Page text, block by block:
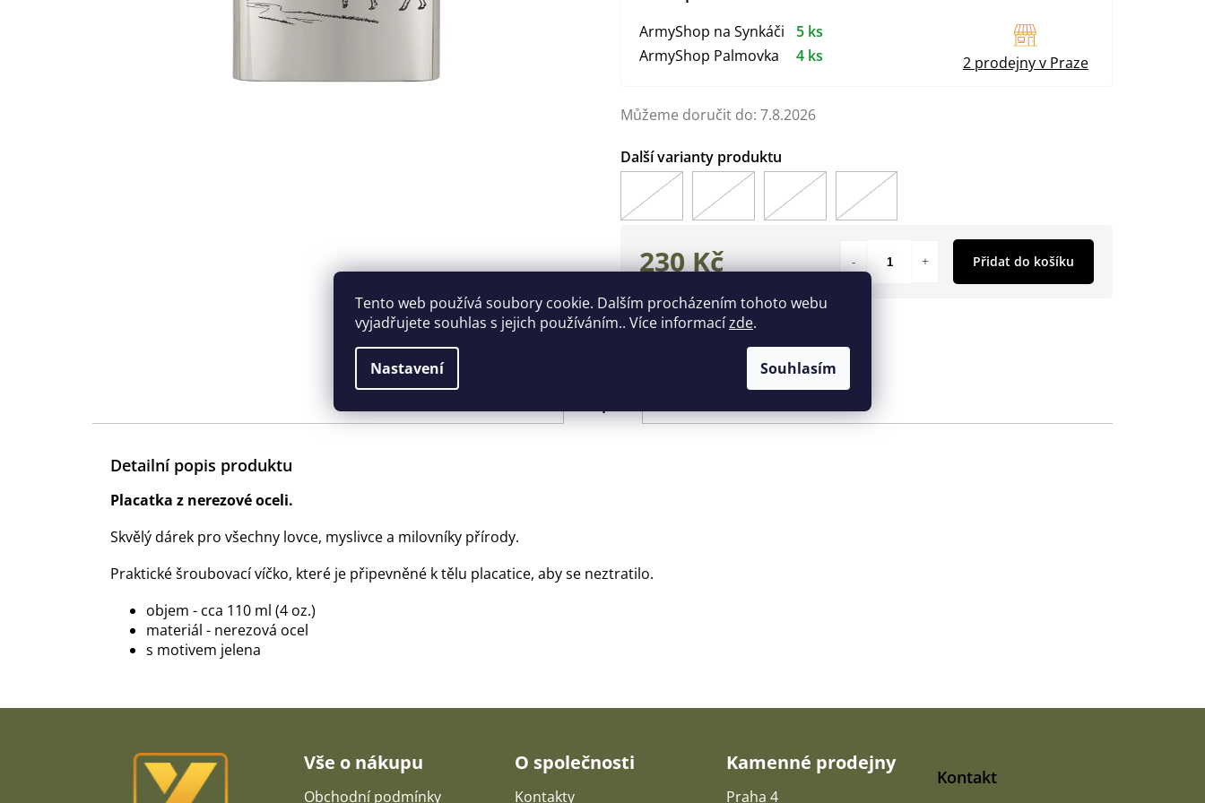
Tento web používá soubory cookie. Dalším procházením tohoto webu
vyjadřujete souhlas s jejich používáním.. Více informacízde.
Nastavení Souhlasím
Můžeme doručit do: 7.8.2026
Zeptat se Hlídat
230 Kč
cena:
Přidat do košíku
ArmyShop na Synkáči
5 ks
ArmyShop Palmovka
4 ks 2 prodejny v Praze
Detailní popis produktu
Placatka z nerezové oceli.
Skvělý dárek pro všechny lovce, myslivce a milovníky přírody.
Praktické šroubovací víčko, které je připevněné k tělu placatice, aby se neztratilo.
objem - cca 110 ml (4 oz.)
materiál - nerezová ocel
s motivem jelena
Vše o nákupu
Obchodní podmínky
O společnosti
Kontakty
Kamenné prodejny
Praha 4
Kontakt